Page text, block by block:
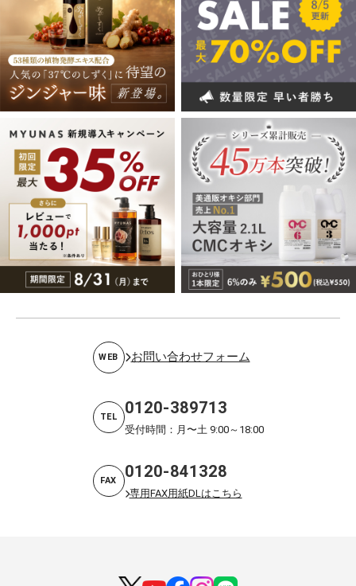
WEB お問い合わせフォーム
TEL 0120-389713
受付時間：月〜土 9:00～18:00
FAX 0120-841328
専用FAX用紙DLはこちら